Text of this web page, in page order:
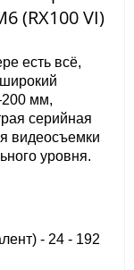
(RX100 VI)
есть всё,
мм,
серийная
видеосъемки
уровня.
- 24 - 192